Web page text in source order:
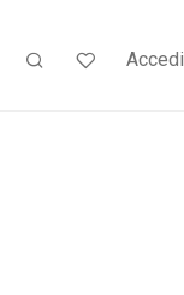
Accedi